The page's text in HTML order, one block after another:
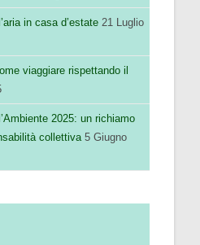
in casa d’estate 21 Luglio
viaggiare rispettando il
2025: un richiamo
collettiva 5 Giugno